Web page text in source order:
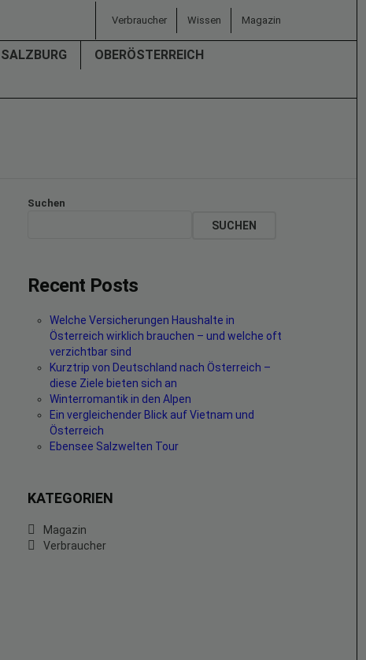
Verbraucher Wissen Magazin
SALZBURG
OBERÖSTERREICH
Suchen
SUCHEN
Recent Posts
Welche Versicherungen Haushalte in
Österreich wirklich brauchen – und welche oft
verzichtbar sind
Kurztrip von Deutschland nach Österreich –
diese Ziele bieten sich an
Winterromantik in den Alpen
Ein vergleichender Blick auf Vietnam und
Österreich
Ebensee Salzwelten Tour
KATEGORIEN
Magazin
Verbraucher